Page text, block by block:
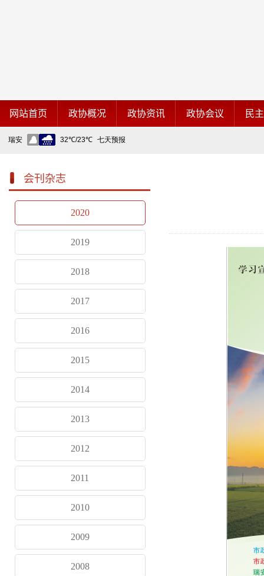
网站首页 政协概况 政协资讯 政协会议 民
会刊杂志
2020
2019
2018
2017
2016
2015
2014
2013
2012
2011
2010
2009
2008